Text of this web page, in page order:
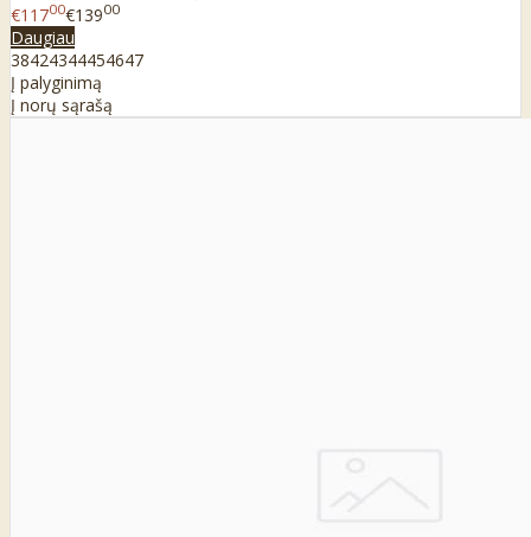
€11700€13900
Daugiau
38424344454647
Į palyginimą
Į norų sąrašą